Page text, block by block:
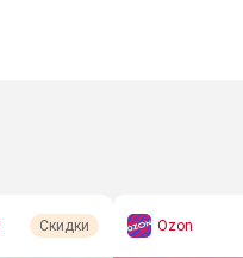
Скидки Ozon